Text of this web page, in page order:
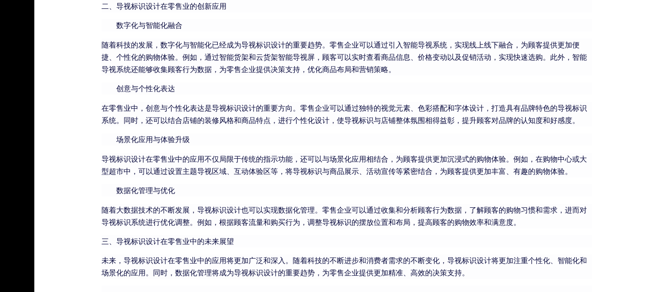
二、导视标识设计在零售业的创新应用
数字化与智能化融合
随着科技的发展，数字化与智能化已经成为导视标识设计的重要趋势。零售企业可以通过引入智能导视系统，实现线上线下融合，为顾客提供更加便
捷、个性化的购物体验。例如，通过智能货架和云货架智能导视屏，顾客可以实时查看商品信息、价格变动以及促销活动，实现快速选购。此外，智能
导视系统还能够收集顾客行为数据，为零售企业提供决策支持，优化商品布局和营销策略。
创意与个性化表达
在零售业中，创意与个性化表达是导视标识设计的重要方向。零售企业可以通过独特的视觉元素、色彩搭配和字体设计，打造具有品牌特色的导视标识
系统。同时，还可以结合店铺的装修风格和商品特点，进行个性化设计，使导视标识与店铺整体氛围相得益彰，提升顾客对品牌的认知度和好感度。
场景化应用与体验升级
导视标识设计在零售业中的应用不仅局限于传统的指示功能，还可以与场景化应用相结合，为顾客提供更加沉浸式的购物体验。例如，在购物中心或大
型超市中，可以通过设置主题导视区域、互动体验区等，将导视标识与商品展示、活动宣传等紧密结合，为顾客提供更加丰富、有趣的购物体验。
数据化管理与优化
随着大数据技术的不断发展，导视标识设计也可以实现数据化管理。零售企业可以通过收集和分析顾客行为数据，了解顾客的购物习惯和需求，进而对
导视标识系统进行优化调整。例如，根据顾客流量和购买行为，调整导视标识的摆放位置和布局，提高顾客的购物效率和满意度。
三、导视标识设计在零售业中的未来展望
未来，导视标识设计在零售业中的应用将更加广泛和深入。随着科技的不断进步和消费者需求的不断变化，导视标识设计将更加注重个性化、智能化和
场景化的应用。同时，数据化管理将成为导视标识设计的重要趋势，为零售企业提供更加精准、高效的决策支持。